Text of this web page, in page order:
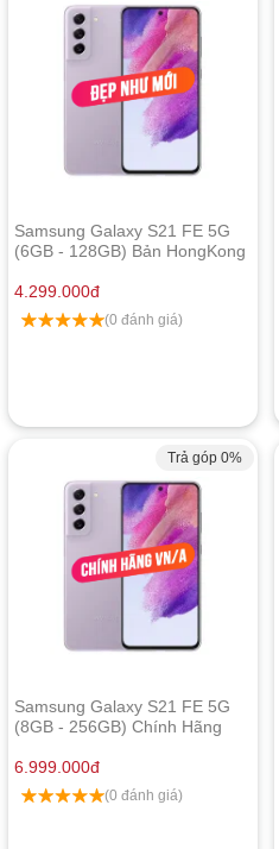
Samsung Galaxy S21 FE 5G
(6GB - 128GB) Bản HongKong
4.299.000đ
(0 đánh giá)
Trả góp 0%
Samsung Galaxy S21 FE 5G
(8GB - 256GB) Chính Hãng
6.999.000đ
(0 đánh giá)